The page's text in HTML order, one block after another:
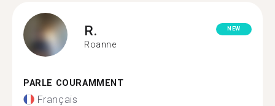
R.
Roanne
NEW
PARLE COURAMMENT
Français